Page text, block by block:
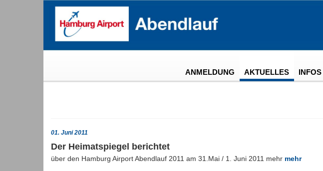
ANMELDUNG AKTUELLES INFOS
01. Juni 2011
Der Heimatspiegel berichtet
über den Hamburg Airport Abendlauf 2011 am 31.Mai / 1. Juni 2011 mehr mehr